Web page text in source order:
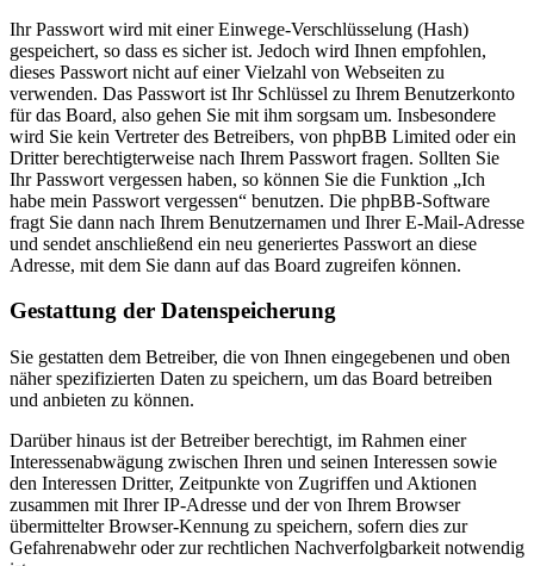
Ihr Passwort wird mit einer Einwege-Verschlüsselung (Hash)
gespeichert, so dass es sicher ist. Jedoch wird Ihnen empfohlen,
dieses Passwort nicht auf einer Vielzahl von Webseiten zu
verwenden. Das Passwort ist Ihr Schlüssel zu Ihrem Benutzerkonto
für das Board, also gehen Sie mit ihm sorgsam um. Insbesondere
wird Sie kein Vertreter des Betreibers, von phpBB Limited oder ein
Dritter berechtigterweise nach Ihrem Passwort fragen. Sollten Sie
Ihr Passwort vergessen haben, so können Sie die Funktion „Ich
habe mein Passwort vergessen“ benutzen. Die phpBB-Software
fragt Sie dann nach Ihrem Benutzernamen und Ihrer E-Mail-Adresse
und sendet anschließend ein neu generiertes Passwort an diese
Adresse, mit dem Sie dann auf das Board zugreifen können.
Gestattung der Datenspeicherung
Sie gestatten dem Betreiber, die von Ihnen eingegebenen und oben
näher spezifizierten Daten zu speichern, um das Board betreiben
und anbieten zu können.
Darüber hinaus ist der Betreiber berechtigt, im Rahmen einer
Interessenabwägung zwischen Ihren und seinen Interessen sowie
den Interessen Dritter, Zeitpunkte von Zugriffen und Aktionen
zusammen mit Ihrer IP-Adresse und der von Ihrem Browser
übermittelter Browser-Kennung zu speichern, sofern dies zur
Gefahrenabwehr oder zur rechtlichen Nachverfolgbarkeit notwendig